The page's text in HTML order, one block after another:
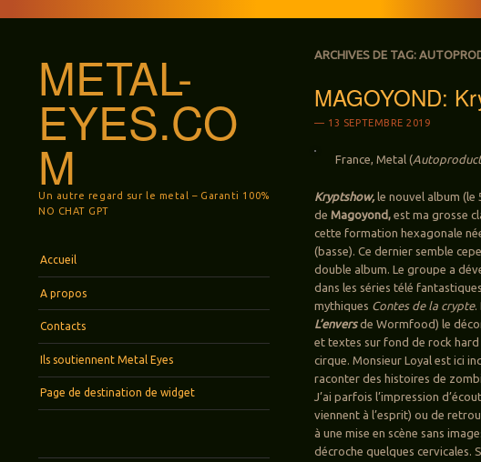
METAL-
EYES.CO
M
Un autre regard sur le metal – Garanti 100%
NO CHAT GPT
Aller au contenu principal
Accueil
A propos
Contacts
Ils soutiennent Metal Eyes
Page de destination de widget
ARCHIVES DE TAG:
MAGOYOND:
13 SEPTEMBRE 2019
France, Metal (
Kryptshow,le nouvel album (le
deMagoyond, est ma grosse
cette formation hexagonale
(basse). Ce dernier semble
double album. Le groupe a
dans les séries télé
mythiques Contes de la crypte.
L’enversde Wormfood) le
et textes sur fond de rock
cirque. Monsieur Loyal est ici
raconter des histoires de
J’ai parfois l’impression
viennent à l’esprit) ou de
à une mise en scène sans
décroche quelques cervicales.